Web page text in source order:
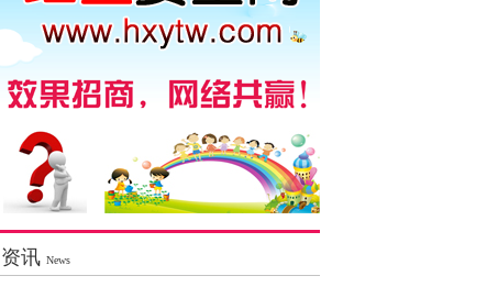
资讯 News